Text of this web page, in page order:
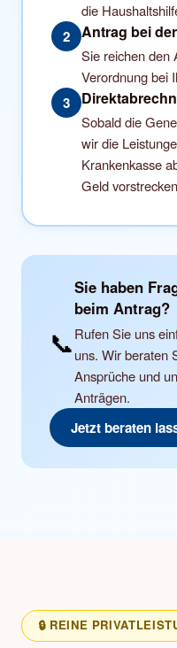
die
2 Antrag bei
Sie reichen den
Verordnung bei
3
Sobald die
wir die
Krankenkasse
Geld
📞
Sie haben
beim Antrag?
Rufen Sie uns
uns. Wir beraten
Ansprüche und
Anträgen.
Jetzt beraten
🔒 REINE